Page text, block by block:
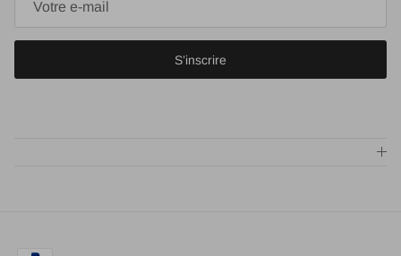
S’inscrire